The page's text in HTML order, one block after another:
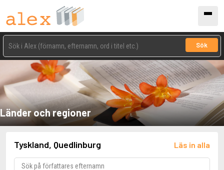
Sök
Länder och regioner
Tyskland, Quedlinburg Läs in alla